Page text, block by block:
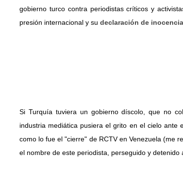
gobierno turco contra periodistas críticos y
presión internacional y sudeclaración de
Si Turquía tuviera un gobierno díscolo, que no
industria mediática pusiera el grito en el cielo ante
como lo fue el "cierre" de RCTV en Venezuela (me
el nombre de este periodista, perseguido y